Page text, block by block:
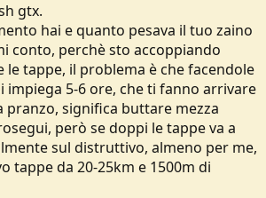
gtx.
hai e quanto pesava il tuo zaino
conto, perchè sto accoppiando
tappe, il problema è che facendole
impiega 5-6 ore, che ti fanno arrivare
significa buttare mezza
però se doppi le tappe va a
sul distruttivo, almeno per me,
tappe da 20-25km e 1500m di